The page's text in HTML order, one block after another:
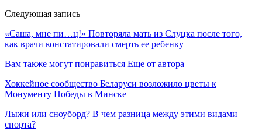
Следующая запись
«Саша, мне пи…ц!» Повторяла мать из Слуцка после того,
как врачи констатировали смерть ее ребенку
Вам также могут понравиться Еще от автора
Хоккейное сообщество Беларуси возложило цветы к
Монументу Победы в Минске
Лыжи или сноуборд? В чем разница между этими видами
спорта?